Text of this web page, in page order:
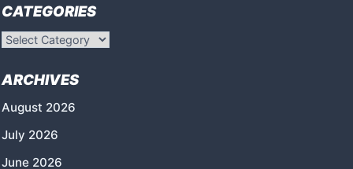
CATEGORIES
Categories
ARCHIVES
August 2026
July 2026
June 2026